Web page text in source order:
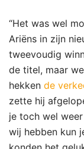
“Het was wel
Ariëns in zijn
tweevoudig
de titel, maar
hekken de
zette hij
je toch wel
wij hebben kun